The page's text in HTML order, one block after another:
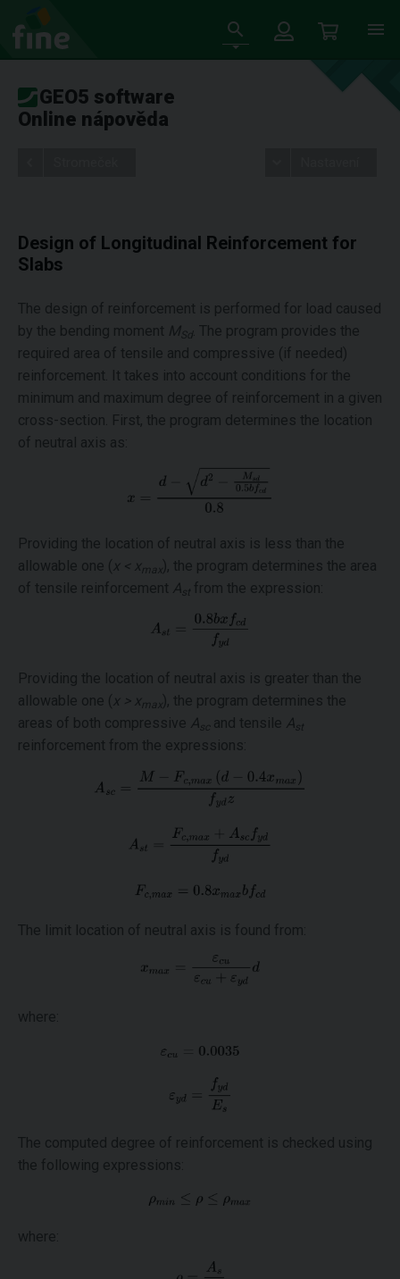
GEO5 software
Online nápověda
Design of Longitudinal Reinforcement for
Slabs
The design of reinforcement is performed for load caused
by the bending moment M Sd. The program provides the
required area of tensile and compressive (if needed)
reinforcement. It takes into account conditions for the
minimum and maximum degree of reinforcement in a given
cross-section. First, the program determines the location
of neutral axis as:
Providing the location of neutral axis is less than the
allowable one ( x < x max), the program determines the area
of tensile reinforcement Ast from the expression:
Providing the location of neutral axis is greater than the
allowable one ( x > xmax), the program determines the
areas of both compressive Asc and tensile Ast
reinforcement from the expressions:
The limit location of neutral axis is found from:
where:
The computed degree of reinforcement is checked using
the following expressions:
where: